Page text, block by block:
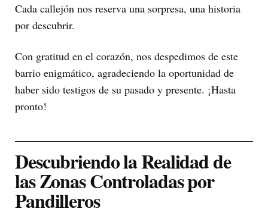
Cada callejón nos reserva una sorpresa, una historia
por descubrir.
Con gratitud en el corazón, nos despedimos de este
barrio enigmático, agradeciendo la oportunidad de
haber sido testigos de su pasado y presente. ¡Hasta
pronto!
Descubriendo la Realidad de
las Zonas Controladas por
Pandilleros